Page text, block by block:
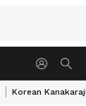
Korean